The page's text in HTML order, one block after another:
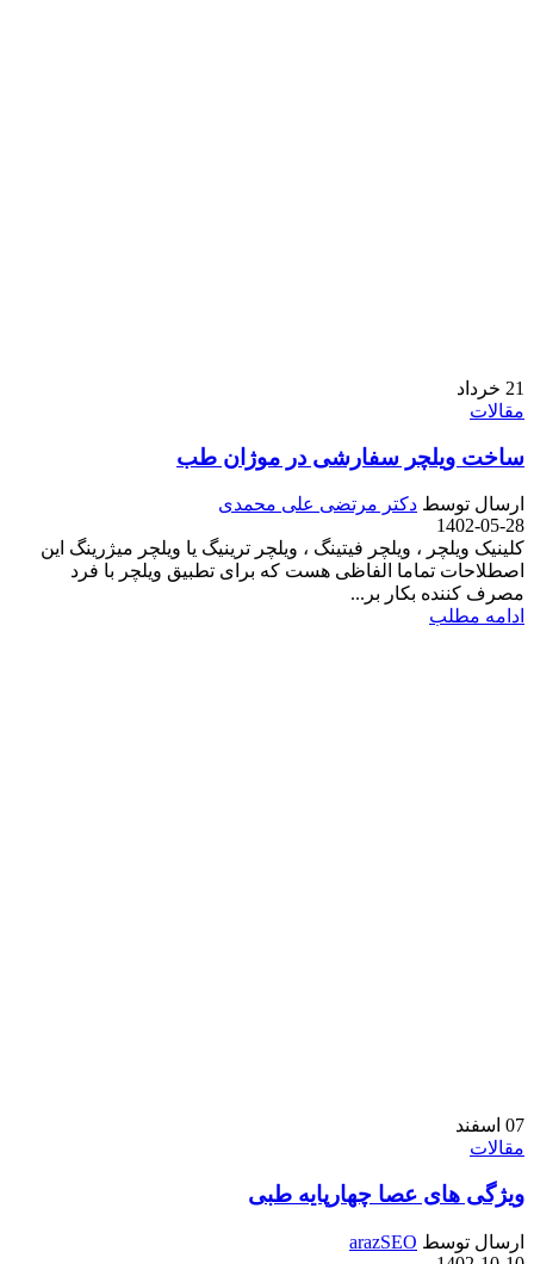
21 خرداد
مقالات
ساخت ویلچر سفارشی در موژان طب
ارسال توسط دکتر مرتضی علی محمدی
1402-05-28
کلینیک ویلچر ، ویلچر فیتینگ ، ویلچر ترینیگ یا ویلچر میژرینگ این
اصطلاحات تماما الفاظی هست که برای تطبیق ویلچر با فرد
مصرف کننده بکار بر...
ادامه مطلب
07 اسفند
مقالات
ویژگی های عصا چهارپایه طبی
ارسال توسط arazSEO